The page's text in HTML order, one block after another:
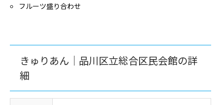
フルーツ盛り合わせ
きゅりあん｜品川区立総合区民会館の詳
細